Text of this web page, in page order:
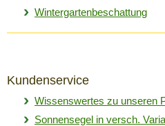
Wintergartenbeschattung
Kundenservice
Wissenswertes zu unseren
Sonnensegel in versch.